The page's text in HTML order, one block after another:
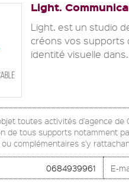
Light.
Light. est un studio
créons vos supports
identité visuelle
toutes activités d'agence
de tous supports notamment
complémentaires s'y
0684939961 E-